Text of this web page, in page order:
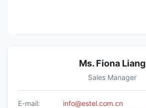
Ms. Fiona Liang
Sales Manager
E-mail:
info@estel.com.cn